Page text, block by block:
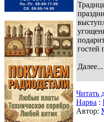
гостей
Далее...
Читать
Нарва :
Автор: